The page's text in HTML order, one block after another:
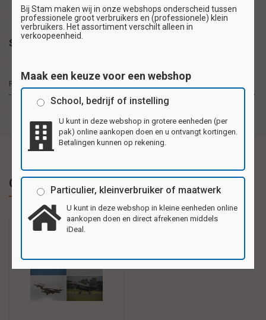
Specificaties
Reuzewenskaarten
- formaat A4
Reuzewenskaarten van stevig karton, formaat
20,5x29,5cm (A4). Per pak 4 verschillende motieven.
Ook als verjaardags, bedank- of uitnodigingskaart te
gebruiken.
Gerelateerde producten
Bij Stam maken wij in onze webshops onderscheid tussen
professionele groot verbruikers en (professionele) klein
verbruikers. Het assortiment verschilt alleen in
verkoopeenheid.
Maak een keuze voor een webshop
School, bedrijf of instelling
U kunt in deze webshop in grotere eenheden (per
pak) online aankopen doen en u ontvangt kortingen.
Betalingen kunnen op rekening.
Particulier, kleinverbruiker of maatwerk
U kunt in deze webshop in kleine eenheden online
aankopen doen en direct afrekenen middels
iDeal.